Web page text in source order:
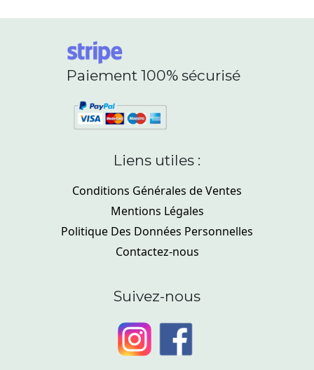
Paiement 100% sécurisé
Liens utiles :
Conditions Générales de Ventes
Mentions Légales
Politique Des Données Personnelles
Contactez-nous
Suivez-nous